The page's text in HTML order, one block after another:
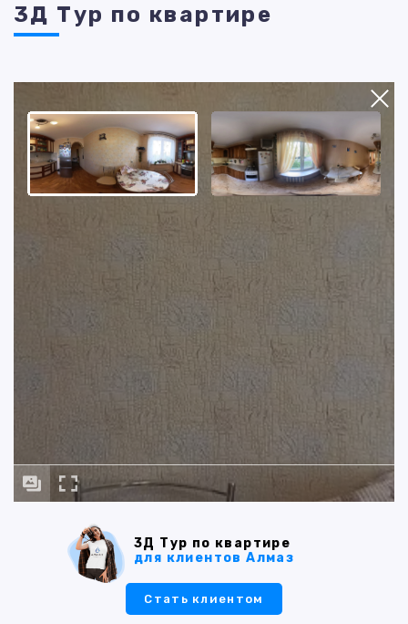
3Д Тур по квартире
3Д Тур по квартире
для клиентов Алмаз
Стать клиентом